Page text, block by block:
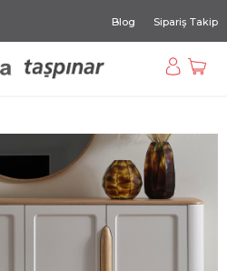
Blog Sipariş Takip